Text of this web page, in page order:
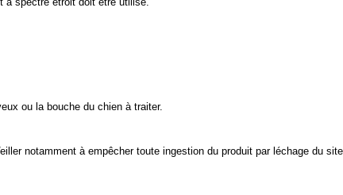
ou la bouche du chien à traiter.
notamment à empêcher toute ingestion du produit par léchage du